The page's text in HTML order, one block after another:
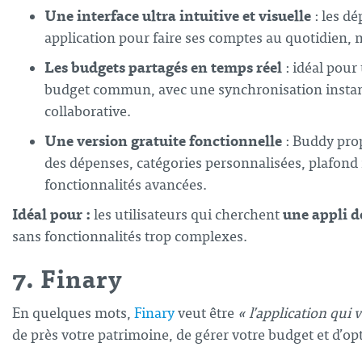
Une interface ultra intuitive et visuelle : les
application pour faire ses comptes au quotidien,
Les budgets partagés en temps réel : idéal
budget commun, avec une synchronisation
collaborative.
Une version gratuite fonctionnelle : Buddy
des dépenses, catégories personnalisées,
fonctionnalités avancées.
Idéal pour : les utilisateurs qui cherchentune appli
sans fonctionnalités trop complexes.
7. Finary
En quelques mots, Finaryveut être « l’application qui
de près votre patrimoine, de gérer votre budget et